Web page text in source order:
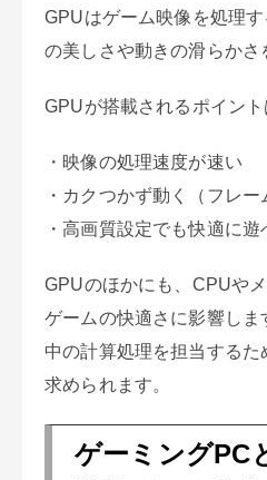
GPUはゲーム映像を処理
の美しさや動きの滑らかさ
GPUが搭載されるポイント
・映像の処理速度が速い
・カクつかず動く（フレー
・高画質設定でも快適に遊
GPUのほかにも、CPUや
ゲームの快適さに影響し
中の計算処理を担当する
求められます。
ゲーミングPC